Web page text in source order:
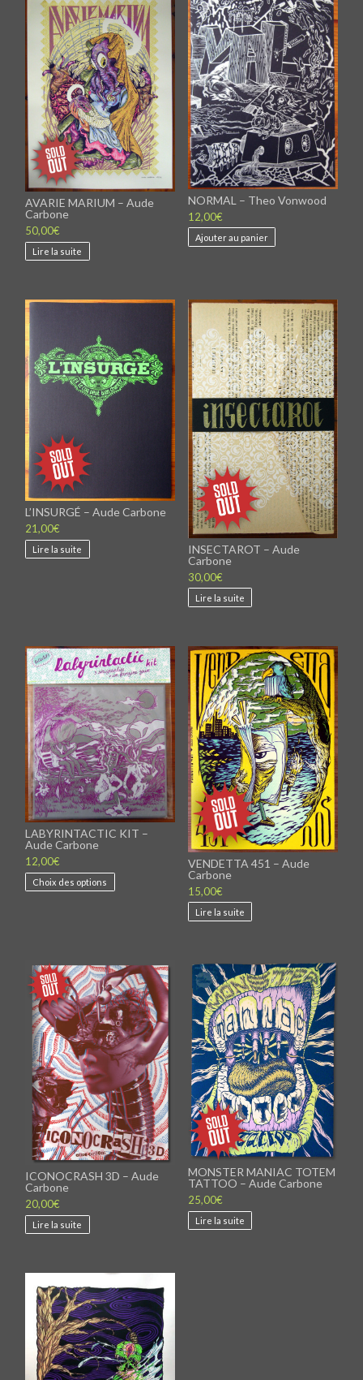
AVARIE MARIUM – Aude
Carbone
50,00€
Lire la suite
NORMAL – Theo Vonwood
12,00€
Ajouter au panier
L’INSURGÉ – Aude Carbone
21,00€
Lire la suite
INSECTAROT – Aude
Carbone
30,00€
Lire la suite
LABYRINTACTIC KIT –
Aude Carbone
12,00€
Choix des options
peuvent
être
choisies
sur
la
page
du
produit
VENDETTA 451 – Aude
Carbone
15,00€
Lire la suite
ICONOCRASH 3D – Aude
Carbone
20,00€
Lire la suite
MONSTER MANIAC TOTEM
TATTOO – Aude Carbone
25,00€
Lire la suite